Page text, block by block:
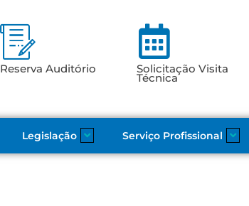
Reserva Auditório Solicitação Visita
Técnica
Legislação Serviço Profissional